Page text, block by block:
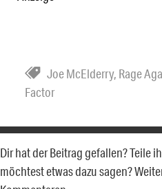
Joe McElderry, Rage
Factor
Dir hat der Beitrag gefallen? Teile
möchtest etwas dazu sagen?